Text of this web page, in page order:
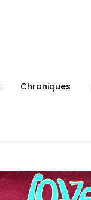
Chroniques